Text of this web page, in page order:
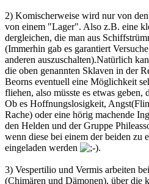
2) Komischerweise wird nur von
von einem "Lager". Also z.B. eine
dergleichen, die man aus
(Immerhin gab es garantiert
anderen auszuschalten).Natürlich
die oben genannten Sklaven in der
Beorns eventuell eine Möglichkeit
fliehen, also müsste es etwas geben,
Ob es Hoffnungslosigkeit,
Rache) oder eine hörig machende
den Helden und der Gruppe
wenn diese bei einem der beiden zu
eingeladen werden
.
3) Vespertilio und Vermis arbeiten
(Chimären und Dämonen), über die